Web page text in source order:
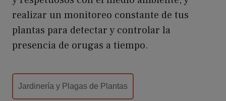
realizar un monitoreo constante de tus
plantas para detectar y controlar la
presencia de orugas a tiempo.
Categorías
Jardinería y Plagas de Plantas